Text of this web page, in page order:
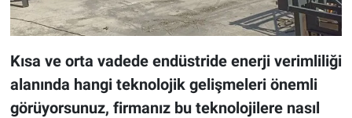
Kısa ve orta vadede endüstride enerji verimliliği
alanında hangi teknolojik gelişmeleri önemli
görüyorsunuz, firmanız bu teknolojilere nasıl